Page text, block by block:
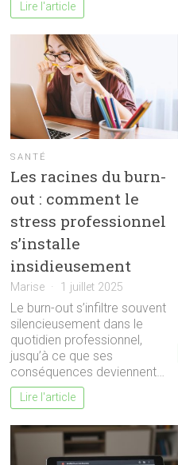
Lire l'article
SANTÉ
Les racines du burn-
out : comment le
stress professionnel
s’installe
insidieusement
Marise 1 juillet 2025
Le burn-out s’infiltre souvent
silencieusement dans le
quotidien professionnel,
jusqu’à ce que ses
conséquences deviennent…
Lire l'article